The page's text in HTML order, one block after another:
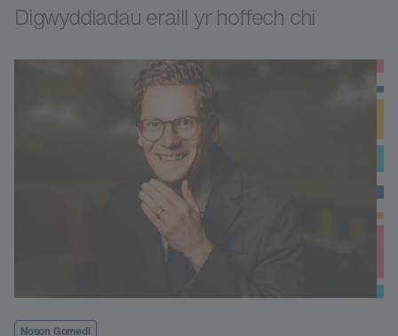
Digwyddiadau eraill yr hoffech chi
Noson Gomedi